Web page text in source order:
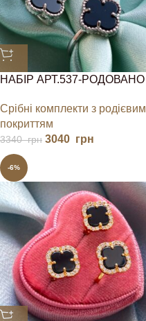
НАБІР АРТ.537-РОДОВАНО
Срібні комплекти з родієвим
покриттям
3340грн 3040 грн
-6%